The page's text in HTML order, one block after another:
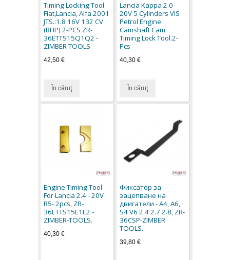
Timing Locking Tool
Fiat,Lancia, Alfa 2001
JTS.:1.8 16V 132 CV
(BHP) 2-PCS ZR-
36ETTS15Q1Q2 -
ZIMBER TOOLS
42,50 €
În căruţ
Lancia Kappa 2.0
20V 5 Cylinders VIS
Petrol Engine
Camshaft Cam
Timing Lock Tool.2-
Pcs
40,30 €
În căruţ
Engine Timing Tool
For Lancia 2.4 - 20V
R5- 2pcs, ZR-
36ETTS15E1E2 -
ZIMBER-TOOLS.
40,30 €
Фиксатор за
зацепване на
двигатели - A4, A6,
S4 V6 2.4 2.7 2.8, ZR-
36CSP-ZIMBER
TOOLS.
39,80 €